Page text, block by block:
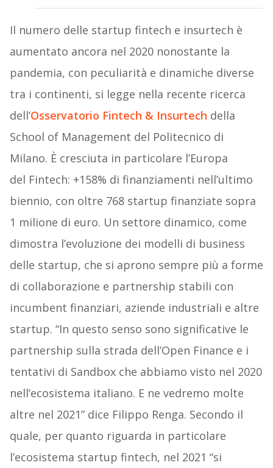
Il numero delle startup fintech e insurtech è
aumentato ancora nel 2020 nonostante la
pandemia, con peculiarità e dinamiche diverse
tra i continenti, si legge nella recente ricerca
dell’Osservatorio Fintech & Insurtech della
School of Management del Politecnico di
Milano. È cresciuta in particolare l’Europa
del Fintech: +158% di finanziamenti nell’ultimo
biennio, con oltre 768 startup finanziate sopra
1 milione di euro. Un settore dinamico, come
dimostra l’evoluzione dei modelli di business
delle startup, che si aprono sempre più a forme
di collaborazione e partnership stabili con
incumbent finanziari, aziende industriali e altre
startup. “In questo senso sono significative le
partnership sulla strada dell’Open Finance e i
tentativi di Sandbox che abbiamo visto nel 2020
nell’ecosistema italiano. E ne vedremo molte
altre nel 2021” dice Filippo Renga. Secondo il
quale, per quanto riguarda in particolare
l’ecosistema startup fintech, nel 2021 “si